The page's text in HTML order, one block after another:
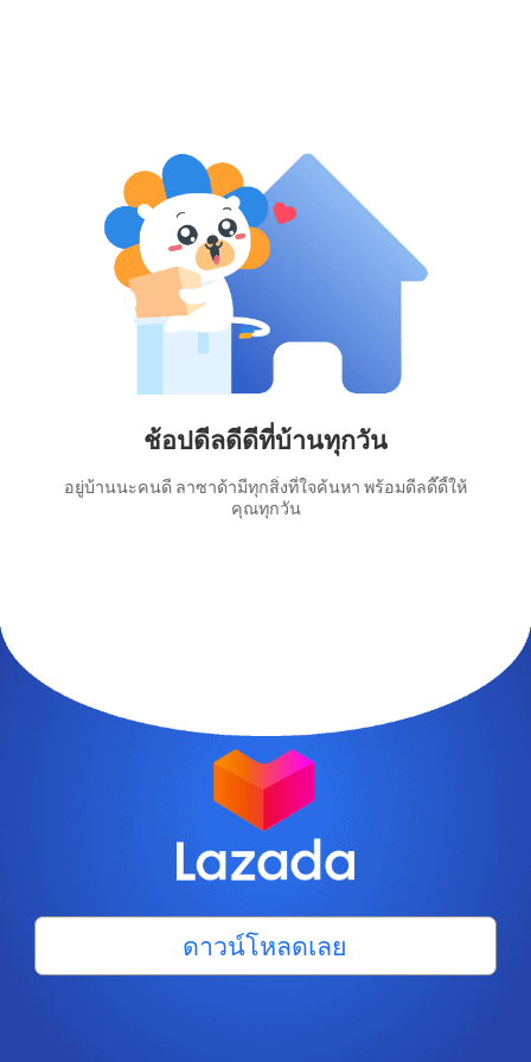
ช้อปดีลดีดีที่บ้านทุกวัน
อยู่บ้านนะคนดี ลาซาด้ามีทุกสิ่งที่ใจค้นหา พร้อมดีลดี๊ดี้ให้
คุณทุกวัน
ดาวน์โหลดเลย